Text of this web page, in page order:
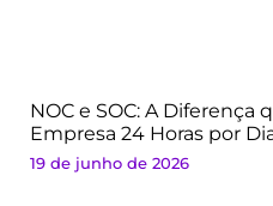
NOC e SOC: A Diferença
Empresa 24 Horas por
19 de junho de 2026